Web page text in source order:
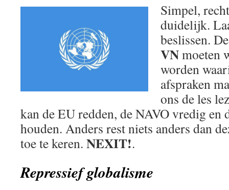
Simpel,
duidelijk.
beslissen.
VNmoeten
worden
afspraken
ons de les
kan de EU redden, de NAVO vredig
houden. Anders rest niets anders dan
toe te keren. NEXIT!.
Repressief globalisme